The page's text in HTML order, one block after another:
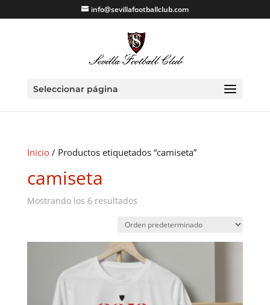
info@sevillafootballclub.com
Seleccionar página
Inicio/ Productos etiquetados “camiseta”
camiseta
Mostrando los 6 resultados